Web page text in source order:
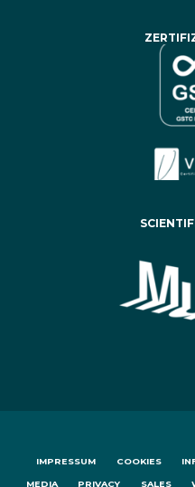
IMPRESSUM COOKIES
MEDIA PRIVACY SALES